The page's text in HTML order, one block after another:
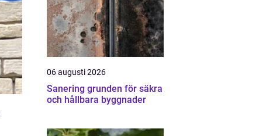
06 augusti 2026
Sanering grunden för säkra
och hållbara byggnader